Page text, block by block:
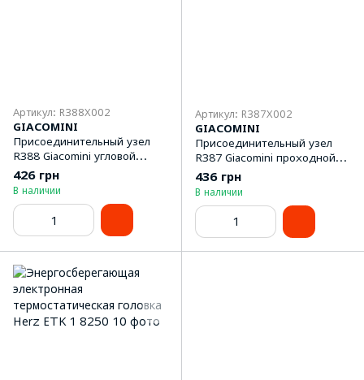
Артикул: R388X002
GIACOMINI
Присоединительный узел
R388 Giacomini угловой
3/4Fx3/4E
426 грн
В наличии
Артикул: R387X002
GIACOMINI
Присоединительный узел
R387 Giacomini проходной
3/4Fx3/4E
436 грн
В наличии